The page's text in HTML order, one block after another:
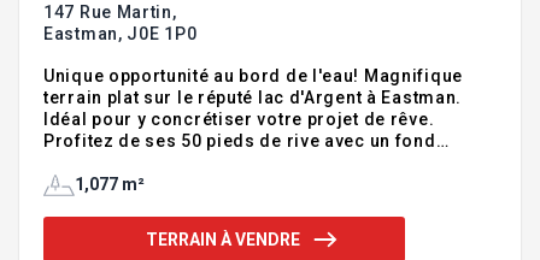
147 Rue Martin,
Eastman, J0E 1P0
Unique opportunité au bord de l'eau! Magnifique
terrain plat sur le réputé lac d'Argent à Eastman.
Idéal pour y concrétiser votre projet de rêve.
Profitez de ses 50 pieds de rive avec un fond
baignade en toute sécurité. Le site offre une
couchers de soleil. Situé sur une rue tranquille et
sans issue, le terrain est bordé de haies matures
1,077 m²
TERRAIN À VENDRE